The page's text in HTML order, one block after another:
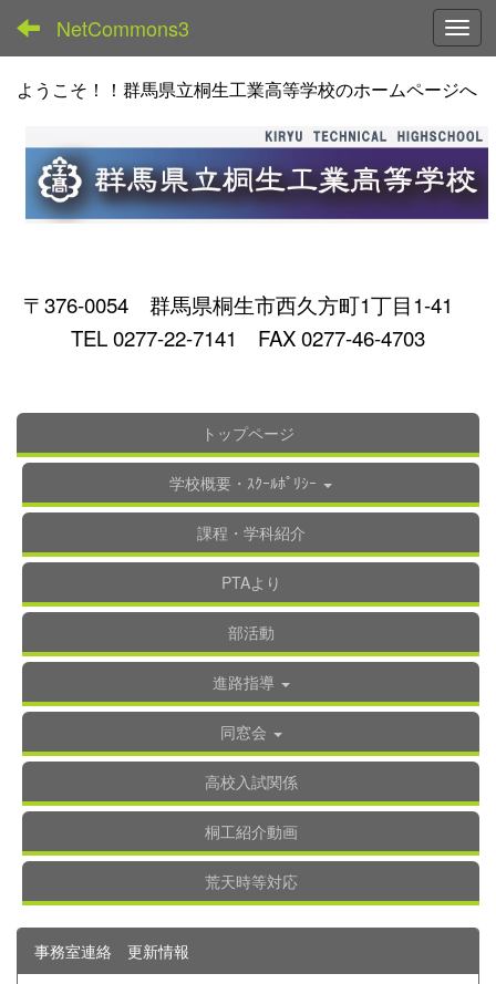
NetCommons3
ようこそ！！群馬県立桐生工業高等学校のホームページへ
〒376-0054 群馬県桐生市西久方町1丁目1-41
TEL 0277-22-7141 FAX 0277-46-4703
トップページ
学校概要・ｽｸｰﾙﾎﾟﾘｼｰ
課程・学科紹介
PTAより
部活動
進路指導
同窓会
高校入試関係
桐工紹介動画
荒天時等対応
事務室連絡 更新情報